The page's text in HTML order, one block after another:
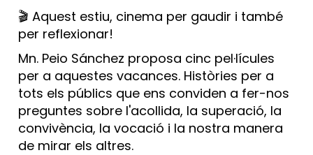
🎬 Aquest estiu, cinema per gaudir i també
per reflexionar!
Mn. Peio Sánchez proposa cinc pel·lícules
per a aquestes vacances. Històries per a
tots els públics que ens conviden a fer-nos
preguntes sobre l'acollida, la superació, la
convivència, la vocació i la nostra manera
de mirar els altres.